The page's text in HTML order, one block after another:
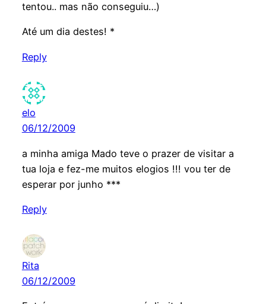
tentou.. mas não conseguiu…)
Até um dia destes! *
Reply
elo
06/12/2009
a minha amiga Mado teve o prazer de visitar a
tua loja e fez-me muitos elogios !!! vou ter de
esperar por junho ***
Reply
Rita
06/12/2009